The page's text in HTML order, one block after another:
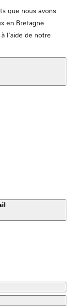
que nous avons
en Bretagne
l'aide de notre